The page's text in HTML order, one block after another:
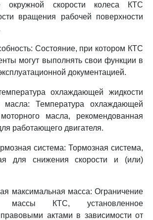
окружной скорости колеса КТС
вращения рабочей поверхности
Состояние, при котором КТС
могут выполнять свои функции в
документацией.
охлаждающей жидкости
масла: Температура охлаждающей
масла, рекомендованная
работающего двигателя.
система: Тормозная система,
для снижения скорости и (или)
максимальная масса: Ограничение
массы КТС, установленное
актами в зависимости от